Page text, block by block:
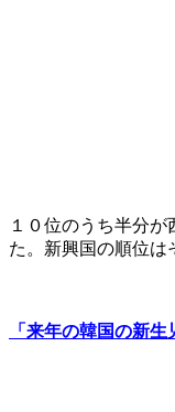
１０位のうち半分
た。新興国の順位は
「来年の韓国の新